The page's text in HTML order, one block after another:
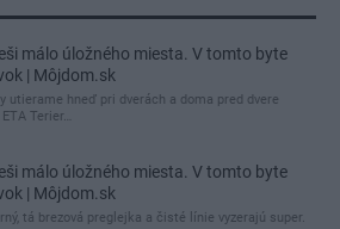
málo úložného miesta. V tomto byte
| Môjdom.sk
utierame hneď pri dverách a doma pred dvere
Terier…
málo úložného miesta. V tomto byte
| Môjdom.sk
tá brezová preglejka a čisté línie vyzerajú super.